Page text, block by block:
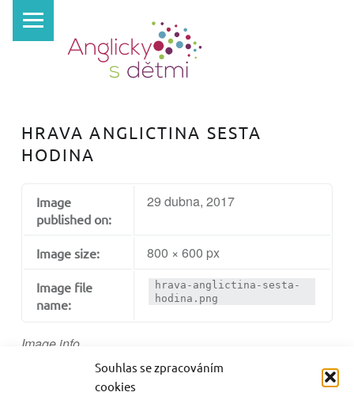
Souhlas se zpracováním
cookies
I
C
Y
D
Ě
T
M
video kurzy pro rodiče
HRAVA ANGLICTINA SESTA
HODINA
Image info
Image
published on:
29 dubna, 2017
Image size: 800 × 600 px
Image file
name:
hrava-anglictina-sesta-
hodina.png